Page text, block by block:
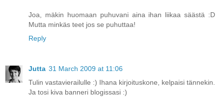
Joa, mäkin huomaan puhuvani aina ihan liikaa säästä :D
Mutta minkäs teet jos se puhuttaa!
Reply
Jutta 31 March 2009 at 11:06
Tulin vastavierailulle :) Ihana kirjoituskone, kelpaisi tännekin.
Ja tosi kiva banneri blogissasi :)